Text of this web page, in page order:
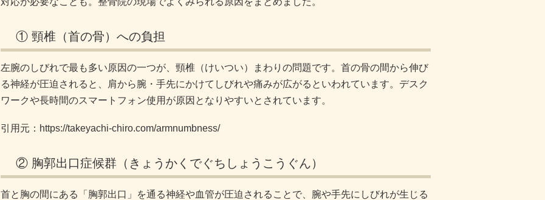
① 頸椎（首の骨）への負担
左腕のしびれで最も多い原因の一つが、頸椎（けいつい）まわりの問題です。首の骨の間から伸び
る神経が圧迫されると、肩から腕・手先にかけてしびれや痛みが広がるといわれています。デスク
ワークや長時間のスマートフォン使用が原因となりやすいとされています。
引用元：https://takeyachi-chiro.com/armnumbness/
② 胸郭出口症候群（きょうかくでぐちしょうこうぐん）
首と胸の間にある「胸郭出口」を通る神経や血管が圧迫されることで、腕や手先にしびれが生じる